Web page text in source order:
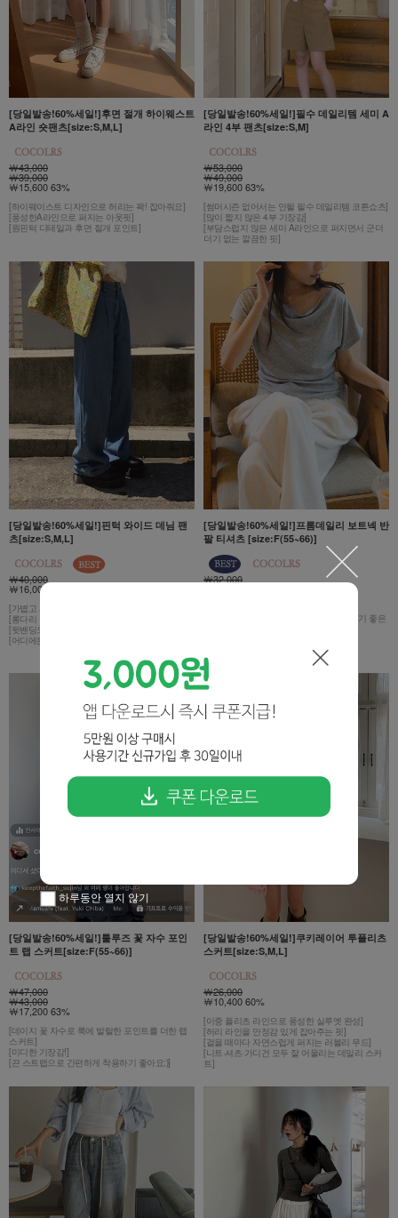
[당일발송!60%세일!]후면 절개 하이웨스트
A라인 숏팬츠[size:S,M,L]
￦43,000
￦39,000
￦15,600 63%
[하이웨이스트 디자인으로 허리는 꽉! 잡아줘요]
[풍성한A라인으로 퍼지는 아웃핏]
[원핀턱 디테일과 후면 절개 포인트]
[당일발송!60%세일!]필수 데일리템 세미 A
라인 4부 팬츠[size:S,M]
￦53,000
￦49,000
￦19,600 63%
[썸머시즌 없어서는 안될 필수 데일리템 코튼쇼츠]
[많이 짧지 않은 4부 기장감]
[부담스럽지 않은 세미 A라인으로 퍼지면서 군더
더기 없는 깔끔한 핏]
[당일발송!60%세일!]핀턱 와이드 데님 팬
츠[size:S,M,L]
￦40,000
￦16,000 60%
[가볍고 시원한 여름용 핀턱 데님♥]
[롱다리 만들어주는 찰떡 와이드핏]
[뒷밴딩으로 하루종일 편안하게]
[어디에든 휘뚜루마뚜루 코디 가능!]
[당일발송!60%세일!]프롬데일리 보트넥 반
팔 티셔츠 [size:F(55~66)]
￦32,000
[하나쯤 소장하고 있으면 데일리하게 즐기기 좋은
[신축성이 좋고 찰랑찰랑한 시원한 소재!]
[당일발송!60%세일!]툴루즈 꽃 자수 포인
트 랩 스커트[size:F(55~66)]
￦47,000
￦43,000
￦17,200 63%
[데이지 꽃 자수로 룩에 발랄한 포인트를 더한 랩
스커트]
[미디한 기장감!]
[끈 스트랩으로 간편하게 착용하기 좋아요:)]
[당일발송!60%세일!]쿠키레이어 투플리츠
스커트[size:S,M,L]
￦26,000
￦10,400 60%
[이중 플리츠 라인으로 풍성한 실루엣 완성]
[허리 라인을 안정감 있게 잡아주는 핏]
[걸을 때마다 자연스럽게 퍼지는 러블리 무드]
[니트·셔츠·가디건 모두 잘 어울리는 데일리 스커
트]
하루동안 열지 않기